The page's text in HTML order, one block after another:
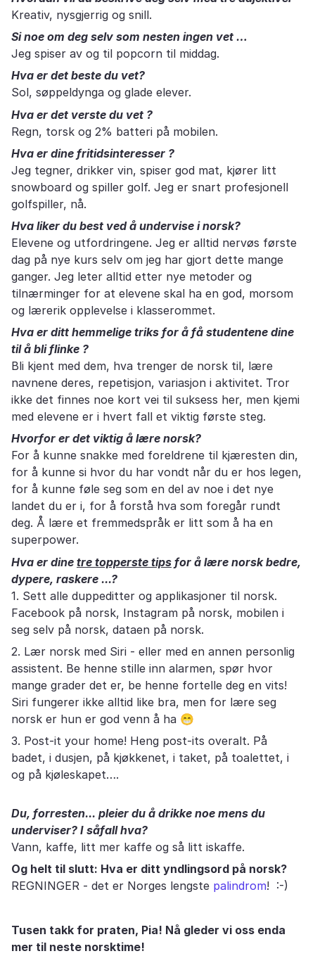
Kreativ, nysgjerrig og snill.
Si noe om deg selv som nesten ingen vet …
Jeg spiser av og til popcorn til middag.
Hva er det beste du vet?
Sol, søppeldynga og glade elever.
Hva er det verste du vet ?
Regn, torsk og 2% batteri på mobilen.
Hva er dine fritidsinteresser ?
Jeg tegner, drikker vin, spiser god mat, kjører litt
snowboard og spiller golf. Jeg er snart profesjonell
golfspiller, nå.
Hva liker du best ved å undervise i norsk?
Elevene og utfordringene. Jeg er alltid nervøs første
dag på nye kurs selv om jeg har gjort dette mange
ganger. Jeg leter alltid etter nye metoder og
tilnærminger for at elevene skal ha en god, morsom
og lærerik opplevelse i klasserommet.
Hva er ditt hemmelige triks for å få studentene dine
til å bli flinke ?
Bli kjent med dem, hva trenger de norsk til, lære
navnene deres, repetisjon, variasjon i aktivitet. Tror
ikke det finnes noe kort vei til suksess her, men kjemi
med elevene er i hvert fall et viktig første steg.
Hvorfor er det viktig å lære norsk?
For å kunne snakke med foreldrene til kjæresten din,
for å kunne si hvor du har vondt når du er hos legen,
for å kunne føle seg som en del av noe i det nye
landet du er i, for å forstå hva som foregår rundt
deg. Å lære et fremmedspråk er litt som å ha en
superpower.
Hva er dine tre topperste tips for å lære norsk bedre,
dypere, raskere ...?
1. Sett alle duppeditter og applikasjoner til norsk.
Facebook på norsk, Instagram på norsk, mobilen i
seg selv på norsk, dataen på norsk.
2. Lær norsk med Siri - eller med en annen personlig
assistent. Be henne stille inn alarmen, spør hvor
mange grader det er, be henne fortelle deg en vits!
Siri fungerer ikke alltid like bra, men for lære seg
norsk er hun er god venn å ha 😁
3. Post-it your home! Heng post-its overalt. På
badet, i dusjen, på kjøkkenet, i taket, på toalettet, i
og på kjøleskapet….
Du, forresten... pleier du å drikke noe mens du
underviser? I såfall hva?
Vann, kaffe, litt mer kaffe og så litt iskaffe.
Og helt til slutt: Hva er ditt yndlingsord på norsk?
REGNINGER - det er Norges lengste palindrom! :-)
Tusen takk for praten, Pia! Nå gleder vi oss enda
mer til neste norsktime!